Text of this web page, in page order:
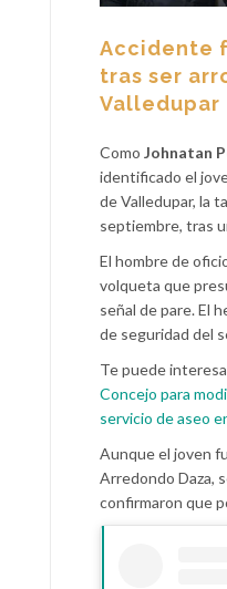
Accidente
tras ser
Valledupar
Como Johnatan
identificado el
de Valledupar, la
septiembre, tras
El hombre de
volqueta que
señal de pare. El
de seguridad del
Te puede
Concejo para
servicio de aseo
Aunque el joven
Arredondo Daza,
confirmaron que